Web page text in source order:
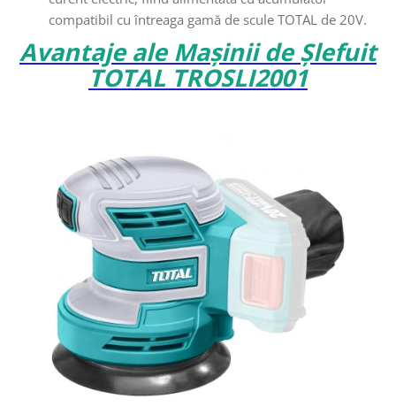
compatibil cu întreaga gamă de scule TOTAL de 20V.
Avantaje ale Mașinii de Șlefuit
TOTAL TROSLI2001